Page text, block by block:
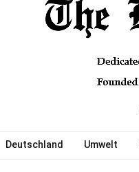
Deutschland Umwelt